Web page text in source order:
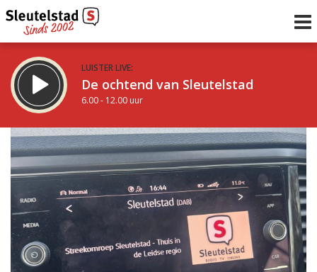
LUISTER LIVE:
De ochtend van Sleutelstad
6.00 - 12.00 uur
STRAKS:
De middag van Sleutelstad
12.00 - 17.00 uur
Vorig uur
uur 1 van 0 Volgend uur